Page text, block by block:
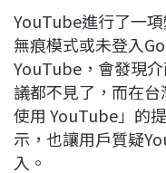
YouTube進行了一
無痕模式或未登入
YouTube，會發現
議都不見了，而在
使用 YouTube」的
示，也讓用戶質疑
入。